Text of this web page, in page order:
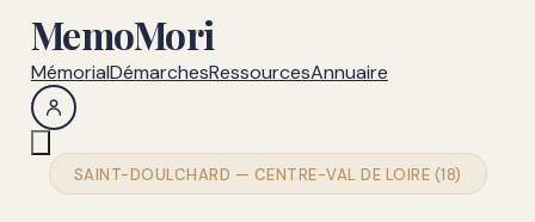
MemoMori
MémorialDémarchesRessourcesAnnuaire
SAINT-DOULCHARD — CENTRE-VAL DE LOIRE (18)